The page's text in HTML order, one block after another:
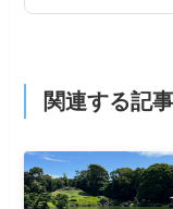
関連する記事